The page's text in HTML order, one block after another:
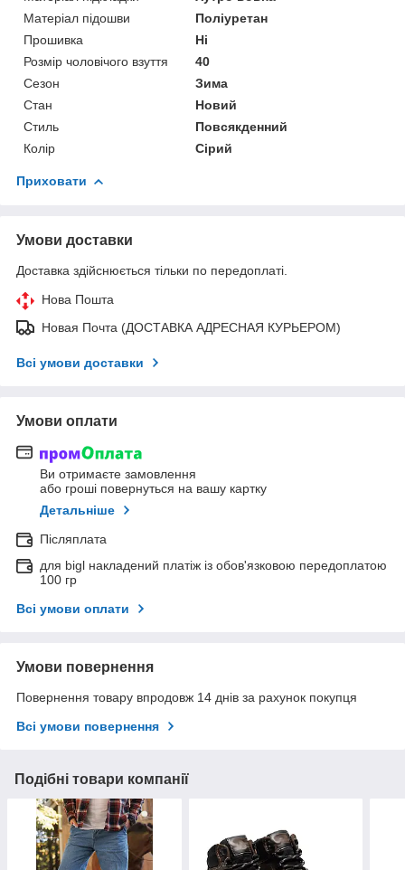
Матеріал підошви
Поліуретан
Прошивка
Ні
Розмір чоловічого взуття
40
Сезон
Зима
Стан
Новий
Стиль
Повсякденний
Колір
Сірий
Приховати
Умови доставки
Доставка здійснюється тільки по передоплаті.
Нова Пошта
Новая Почта (ДОСТАВКА АДРЕСНАЯ КУРЬЕРОМ)
Всі умови доставки
Умови оплати
Ви отримаєте замовлення
або гроші повернуться на вашу картку
Детальніше
Післяплата
для bigl накладений платіж із обов'язковою передоплатою
100 гр
Всі умови оплати
Умови повернення
Повернення товару впродовж 14 днів за рахунок покупця
Всі умови повернення
Подібні товари компанії